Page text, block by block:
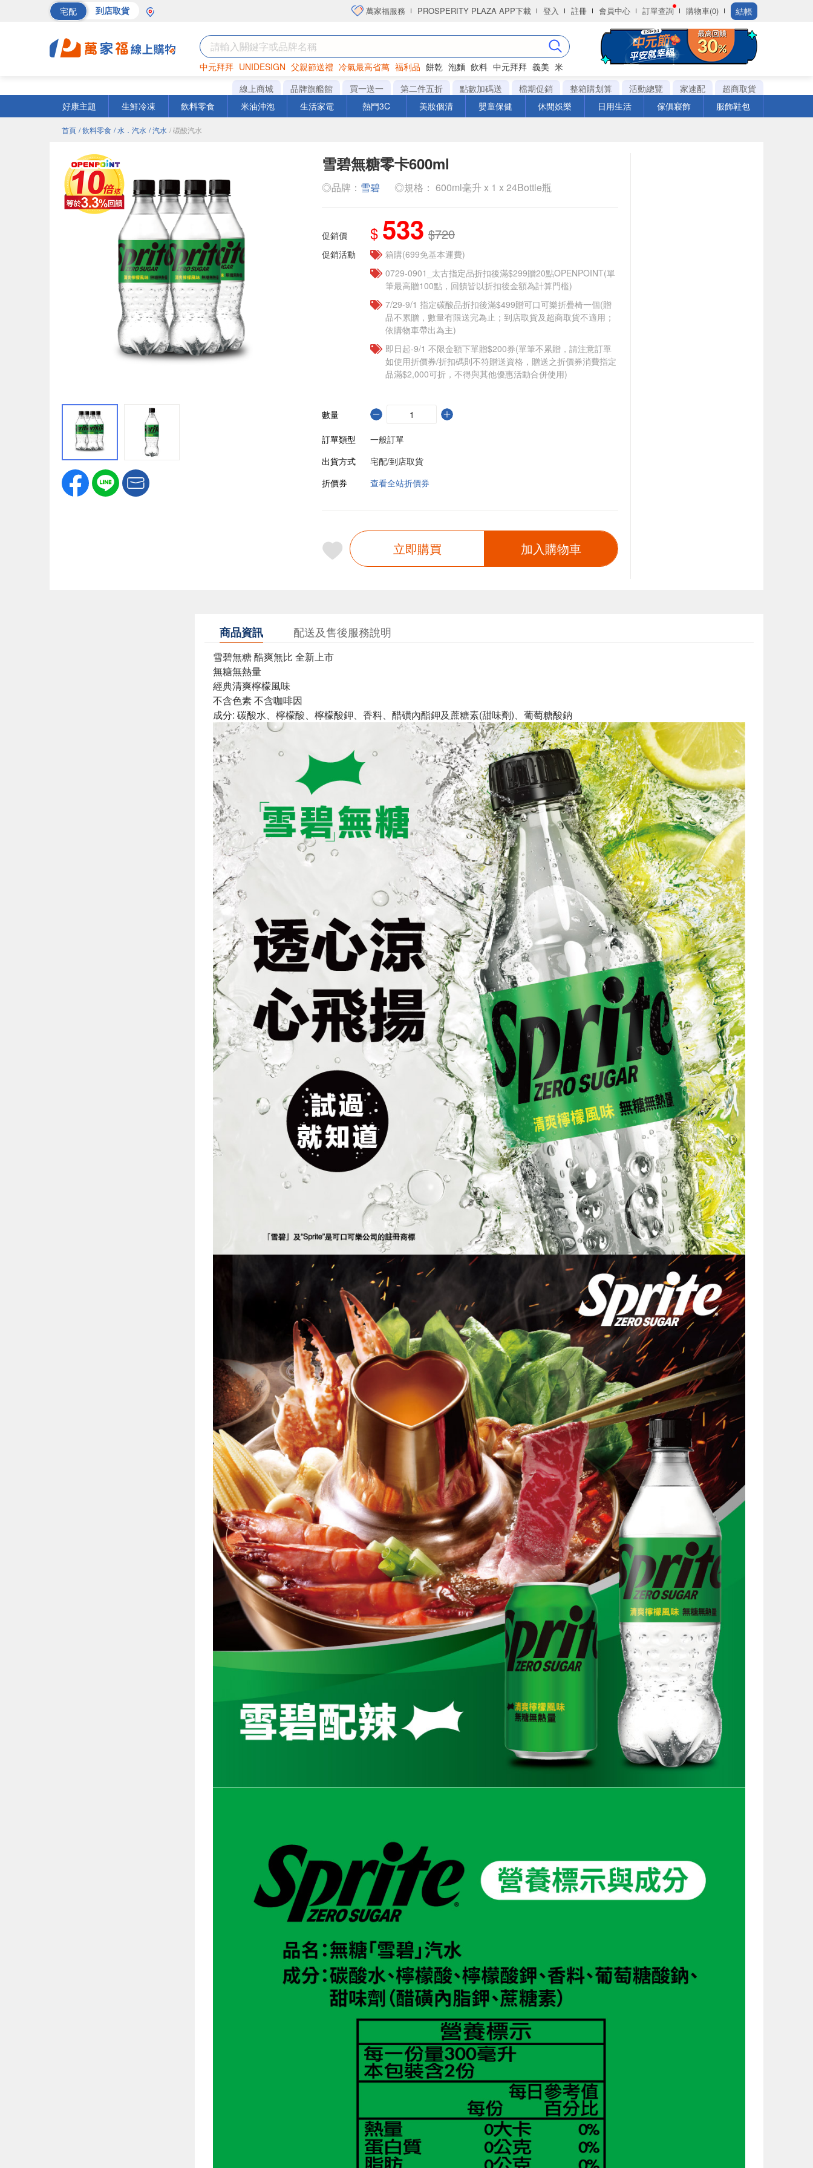
宅配 到店取貨 萬家福服務 PROSPERITY PLAZA APP下載 登入 註冊 會員中心 訂單查詢 購物車(0) 結帳
中元拜拜 UNIDESIGN 父親節送禮 冷氣最高省萬 福利品 餅乾 泡麵 飲料 中元拜拜 義美 米
巧克力 罐頭 衛生紙
線上商城 品牌旗艦館 買一送一 第二件五折 點數加碼送 檔期促銷 整箱購划算 活動總覽 家速配
超商取貨
好康主題
生鮮冷凍 飲料零食 米油沖泡 生活家電 熱門3C 美妝個清 嬰童保健 休閒娛樂 日用生活 傢俱寢飾 服飾鞋包
首頁 / 飲料零食 / 水．汽水 / 汽水 / 碳酸汽水
雪碧無糖零卡600ml
◎品牌： 雪碧 ◎規格： 600ml毫升 x 1 x 24Bottle瓶
促銷價 $ 533 $720
促銷活動
箱購(699免基本運費)
0729-0901_太古指定品折扣後滿$299贈20點OPENPOINT(單
筆最高贈100點，回饋皆以折扣後金額為計算門檻)
7/29-9/1 指定碳酸品折扣後滿$499贈可口可樂折疊椅一個(贈
品不累贈，數量有限送完為止；到店取貨及超商取貨不適用；
依購物車帶出為主)
即日起-9/1 不限金額下單贈$200券(單筆不累贈，請注意訂單
如使用折價券/折扣碼則不符贈送資格，贈送之折價券消費指定
品滿$2,000可折，不得與其他優惠活動合併使用)
數量
訂單類型
一般訂單
出貨方式
宅配/到店取貨
折價券
查看全站折價券
立即購買 加入購物車
商品資訊 配送及售後服務說明
雪碧無糖 酷爽無比 全新上市
無糖無熱量
經典清爽檸檬風味
不含色素 不含咖啡因
成分: 碳酸水、檸檬酸、檸檬酸鉀、香料、醋磺內酯鉀及蔗糖素(甜味劑)、葡萄糖酸鈉